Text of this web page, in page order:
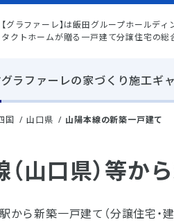
【グラファーレ】は飯田グループホールデ
タクトホームが贈る一戸建て分譲住宅の総
グラファーレの家づくり施工ギ
国 山口県 山陽本線の新築一戸建て
山口県）等か
から新築一戸建て（分譲住宅・